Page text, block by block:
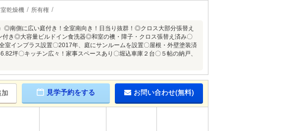
乾燥機 所有権
南側に広い庭付き！全室南向き！日当り抜群！◎クロス大部分張替え
き◎大容量ビルドイン食洗器◎和室の襖・障子・クロス張替え済み〇
インプラス設置〇2017年、庭にサンルームを設置〇屋根・外壁塗装済
坪〇キッチン広々！家事スペースあり〇堀込車庫２台〇５帖の納戸、
見学予約をする お問い合わせ(無料)